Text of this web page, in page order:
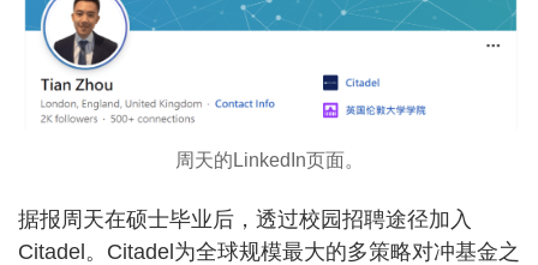
周天的LinkedIn页面。
据报周天在硕士毕业后，透过校园招聘途径加入
Citadel。Citadel为全球规模最大的多策略对冲基金之